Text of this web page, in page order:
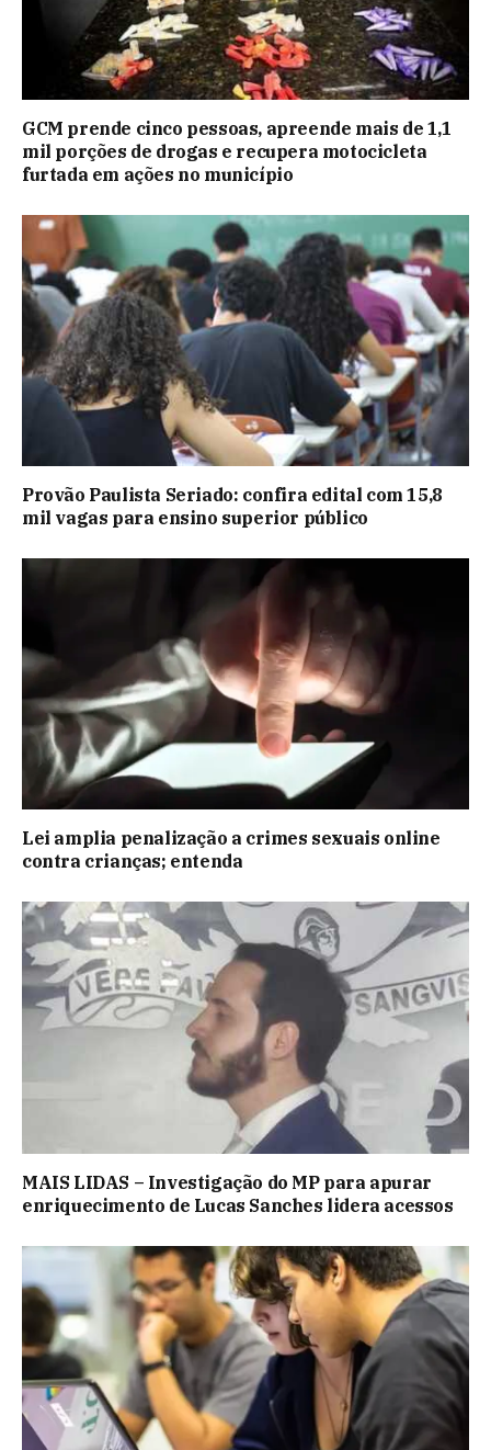
GCM prende cinco pessoas, apreende mais de 1,1
mil porções de drogas e recupera motocicleta
furtada em ações no município
Provão Paulista Seriado: confira edital com 15,8
mil vagas para ensino superior público
Lei amplia penalização a crimes sexuais online
contra crianças; entenda
MAIS LIDAS – Investigação do MP para apurar
enriquecimento de Lucas Sanches lidera acessos